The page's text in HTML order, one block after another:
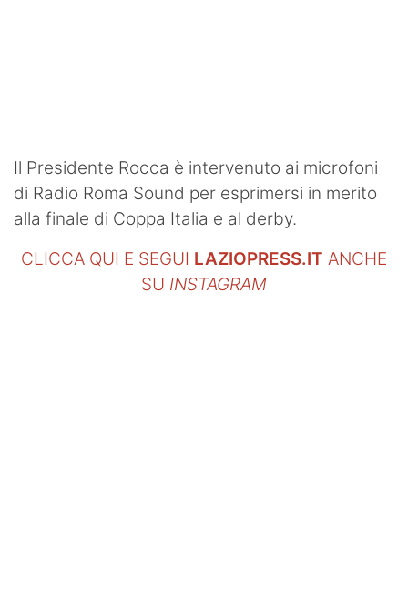
Il Presidente Rocca è intervenuto ai microfoni
di Radio Roma Sound per esprimersi in merito
alla finale di Coppa Italia e al derby.
CLICCA QUI E SEGUI LAZIOPRESS.IT ANCHE
SU INSTAGRAM